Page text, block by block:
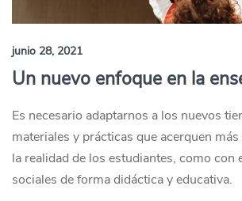
junio 28, 2021
Un nuevo enfoque en la
Es necesario adaptarnos a los nuevos
materiales y prácticas que acerquen
la realidad de los estudiantes, como con
sociales de forma didáctica y educativa.